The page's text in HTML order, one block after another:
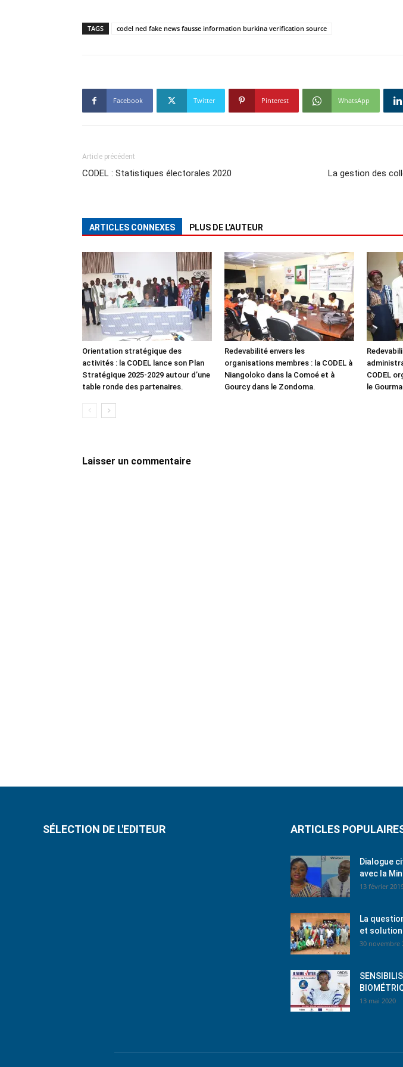
TAGS codel ned fake news fausse information burkina verification source
Facebook Twitter Pinterest WhatsApp
Article précédent
CODEL : Statistiques électorales 2020
La gestion des
ARTICLES CONNEXES PLUS DE L'AUTEUR
Orientation stratégique des
activités : la CODEL lance son Plan
Stratégique 2025-2029 autour d’une
table ronde des partenaires.
Redevabilité envers les
organisations membres : la CODEL à
Niangoloko dans la Comoé et à
Gourcy dans le Zondoma.
CODEL
le
Laisser un commentaire
SÉLECTION DE L'EDITEUR ARTICLES
Dialogue
avec la
13 février
La
et
30 novembre
13 mai 2020